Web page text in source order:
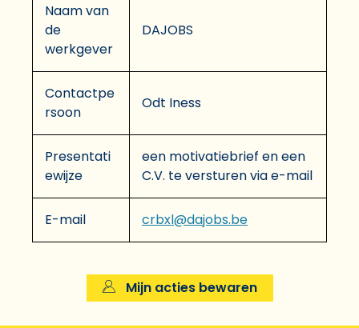
Naam van
de
werkgever
DAJOBS
Contactpe
rsoon
Odt Iness
Presentati
ewijze
een motivatiebrief en een
C.V. te versturen via e-mail
E-mail crbxl@dajobs.be
Mijn acties bewaren